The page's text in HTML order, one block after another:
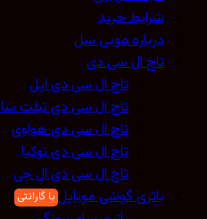
شرایط خرید
درباره موبی سل
تاچ ال سی دی
تاچ ال سی دی اپل
تاچ ال سی دی تبلت
تاچ ال سی دی هواوی
تاچ ال سی دی نوکیا
تاچ ال سی دی ال جی
باتری گوشی موبایل